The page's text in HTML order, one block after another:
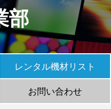
部
レンタル機材リスト
お問い合わせ